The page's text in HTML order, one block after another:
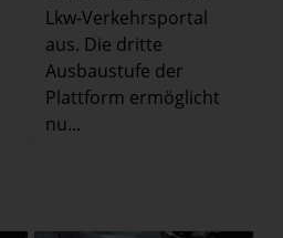
Lkw-Verkehrsportal
aus. Die dritte
Ausbaustufe der
Plattform ermöglicht
nu...